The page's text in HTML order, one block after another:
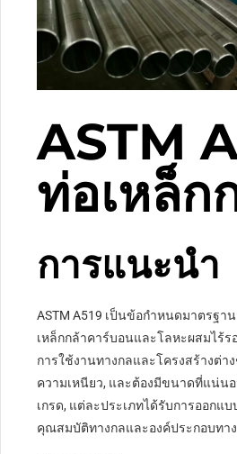
ASTM
ท่อเหล็ก
การแนะนำ
ASTM A519 เป็นข้อกำหนดมาตรฐา
เหล็กกล้าคาร์บอนและโลหะผสมไร้ร
การใช้งานทางกลและโครงสร้างต่า
ความเหนียว, และต้องมีขนาดที่แน่น
เกรด, แต่ละประเภทได้รับการออกแ
คุณสมบัติทางกลและองค์ประกอบทาง